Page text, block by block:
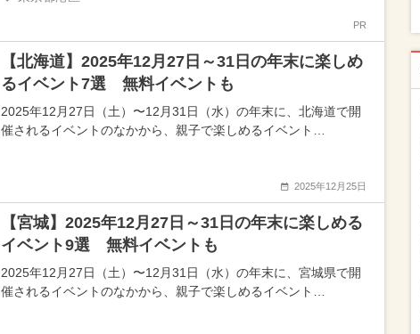
PR
【北海道】2025年12月27日～31日の年末に楽しめ
るイベント7選 無料イベントも
2025年12月27日（土）〜12月31日（水）の年末に、北海道で開
催されるイベントのなかから、親子で楽しめるイベント…
2025年12月25日
【宮城】2025年12月27日～31日の年末に楽しめる
イベント9選 無料イベントも
2025年12月27日（土）〜12月31日（水）の年末に、宮城県で開
催されるイベントのなかから、親子で楽しめるイベント…